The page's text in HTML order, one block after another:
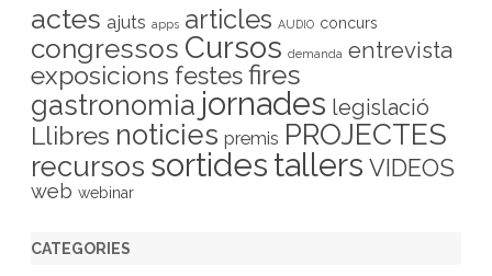
actes ajuts apps articles AUDIO concurs
congressos Cursos demanda entrevista
exposicions festesfires
gastronomia jornades legislació
Llibres noticies premis PROJECTES
recursos sortides tallers VIDEOS
web webinar
CATEGORIES